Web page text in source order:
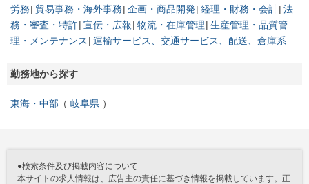
労務
貿易事務・海外事務 企画・商品開発 経理・財務・会計 法
務・審査・特許 宣伝・広報 物流・在庫管理 生産管理・品質管
理・メンテナンス
運輸サービス、交通サービス、配送、倉庫系
勤務地から探す
東海・中部 岐阜県
●検索条件及び掲載内容について
本サイトの求人情報は、広告主の責任に基づき情報を掲載しています。正